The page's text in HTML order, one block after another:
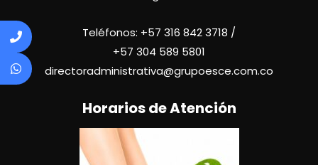
Teléfonos: +57 316 842 3718 /
+57 304 589 5801
directoradministrativa@grupoesce.com.co
Horarios de Atención